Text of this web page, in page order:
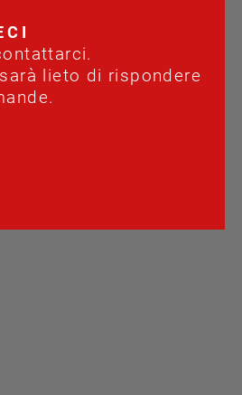
lieto di rispondere